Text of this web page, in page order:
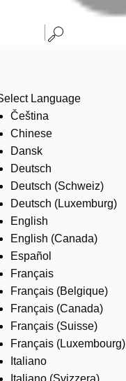
Language
Čeština
Chinese
Dansk
Deutsch
Deutsch (Schweiz)
Deutsch (Luxemburg)
English
English (Canada)
Español
Français
Français (Belgique)
Français (Canada)
Français (Suisse)
Français (Luxembourg)
Italiano
Italiano (Svizzera)